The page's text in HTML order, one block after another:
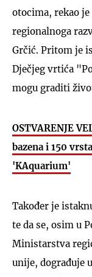
otocima, rekao
regionalnoga
Grčić. Pritom je
Dječjeg vrtića
mogu graditi
OSTVARENJE
bazena i 150
'KAquarium'
Također je
te da se, osim u
Ministarstva
unije, dograđuje